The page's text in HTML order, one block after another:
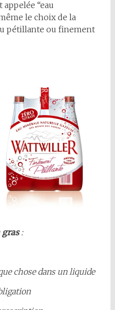
“eau
le choix de la
pétillante ou finement
gras:
chose dans un liquide